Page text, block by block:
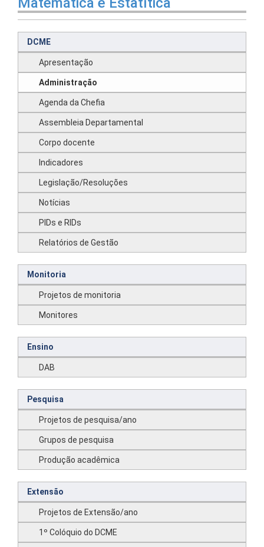
DCME
Apresentação
Administração
Agenda da Chefia
Assembleia Departamental
Corpo docente
Indicadores
Legislação/Resoluções
Notícias
PIDs e RIDs
Relatórios de Gestão
Monitoria
Projetos de monitoria
Monitores
Ensino
DAB
Pesquisa
Projetos de pesquisa/ano
Grupos de pesquisa
Produção acadêmica
Extensão
Projetos de Extensão/ano
1º Colóquio do DCME